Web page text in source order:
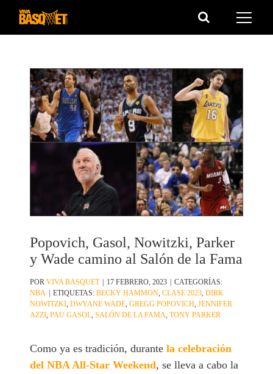
Saltar
Popovich, Gasol, Nowitzki, Parker
y Wade camino al Salón de la Fama
PORVIVA BASQUET | 17 FEBRERO, 2023 | CATEGORÍAS:
NBA | ETIQUETAS:BECKY HAMMON ,CLASE 2023 ,DIRK
NOWITZKI ,DWYANE WADE ,GREGG POPOVICH ,JENNIFER
AZZI ,PAU GASOL ,SALÓN DE LA FAMA ,TONY PARKER
Como ya es tradición, durante la celebración
del NBA All-Star Weekend, se lleva a cabo la